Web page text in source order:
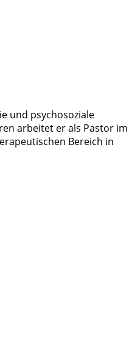
und psychosoziale
arbeitet er als Pastor im
Bereich in